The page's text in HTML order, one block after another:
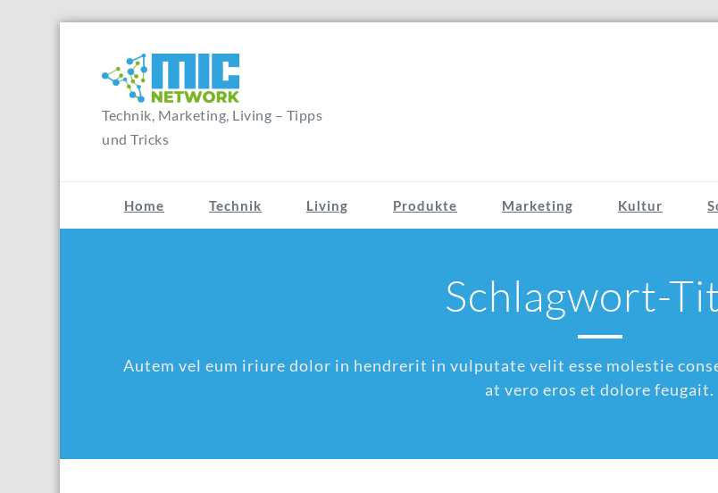
springen
Technik, Marketing, Living – Tipps
und Tricks
Home Technik Living Produkte Marketing Kultur
Schlagwort-
Autem vel eum iriure dolor in hendrerit in vulputate velit esse molestie
at vero eros et dolore feugait.